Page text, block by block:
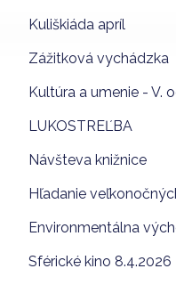
Kuliškiáda apríl
Zážitková vychádzka
Kultúra a umenie - V.
LUKOSTREĽBA
Návšteva knižnice
Hľadanie
Environmentálna
Sférické kino 8.4.2026